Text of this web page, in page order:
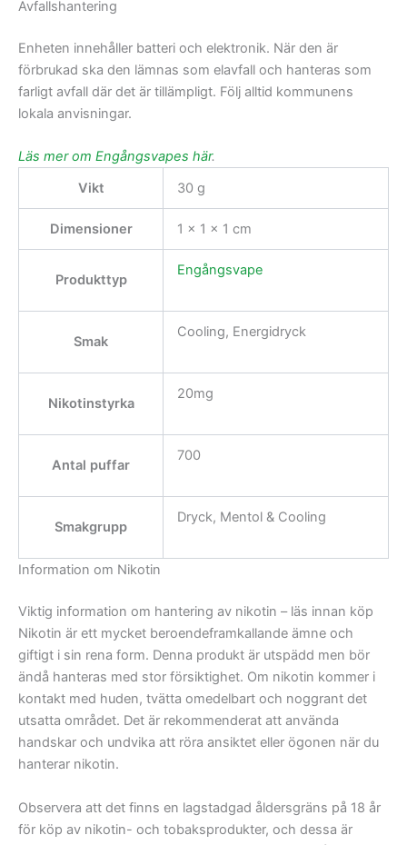
Avfallshantering
Enheten innehåller batteri och elektronik. När den är
förbrukad ska den lämnas som elavfall och hanteras som
farligt avfall där det är tillämpligt. Följ alltid kommunens
lokala anvisningar.
Läs mer om Engångsvapes här.
Vikt
30 g
Dimensioner 1 × 1 × 1 cm
Produkttyp
Engångsvape
Smak
Cooling, Energidryck
Nikotinstyrka
20mg
Antal puffar
700
Smakgrupp
Dryck, Mentol & Cooling
Information om Nikotin
Viktig information om hantering av nikotin – läs innan köp
Nikotin är ett mycket beroendeframkallande ämne och
giftigt i sin rena form. Denna produkt är utspädd men bör
ändå hanteras med stor försiktighet. Om nikotin kommer i
kontakt med huden, tvätta omedelbart och noggrant det
utsatta området. Det är rekommenderat att använda
handskar och undvika att röra ansiktet eller ögonen när du
hanterar nikotin.
Observera att det finns en lagstadgad åldersgräns på 18 år
för köp av nikotin- och tobaksprodukter, och dessa är